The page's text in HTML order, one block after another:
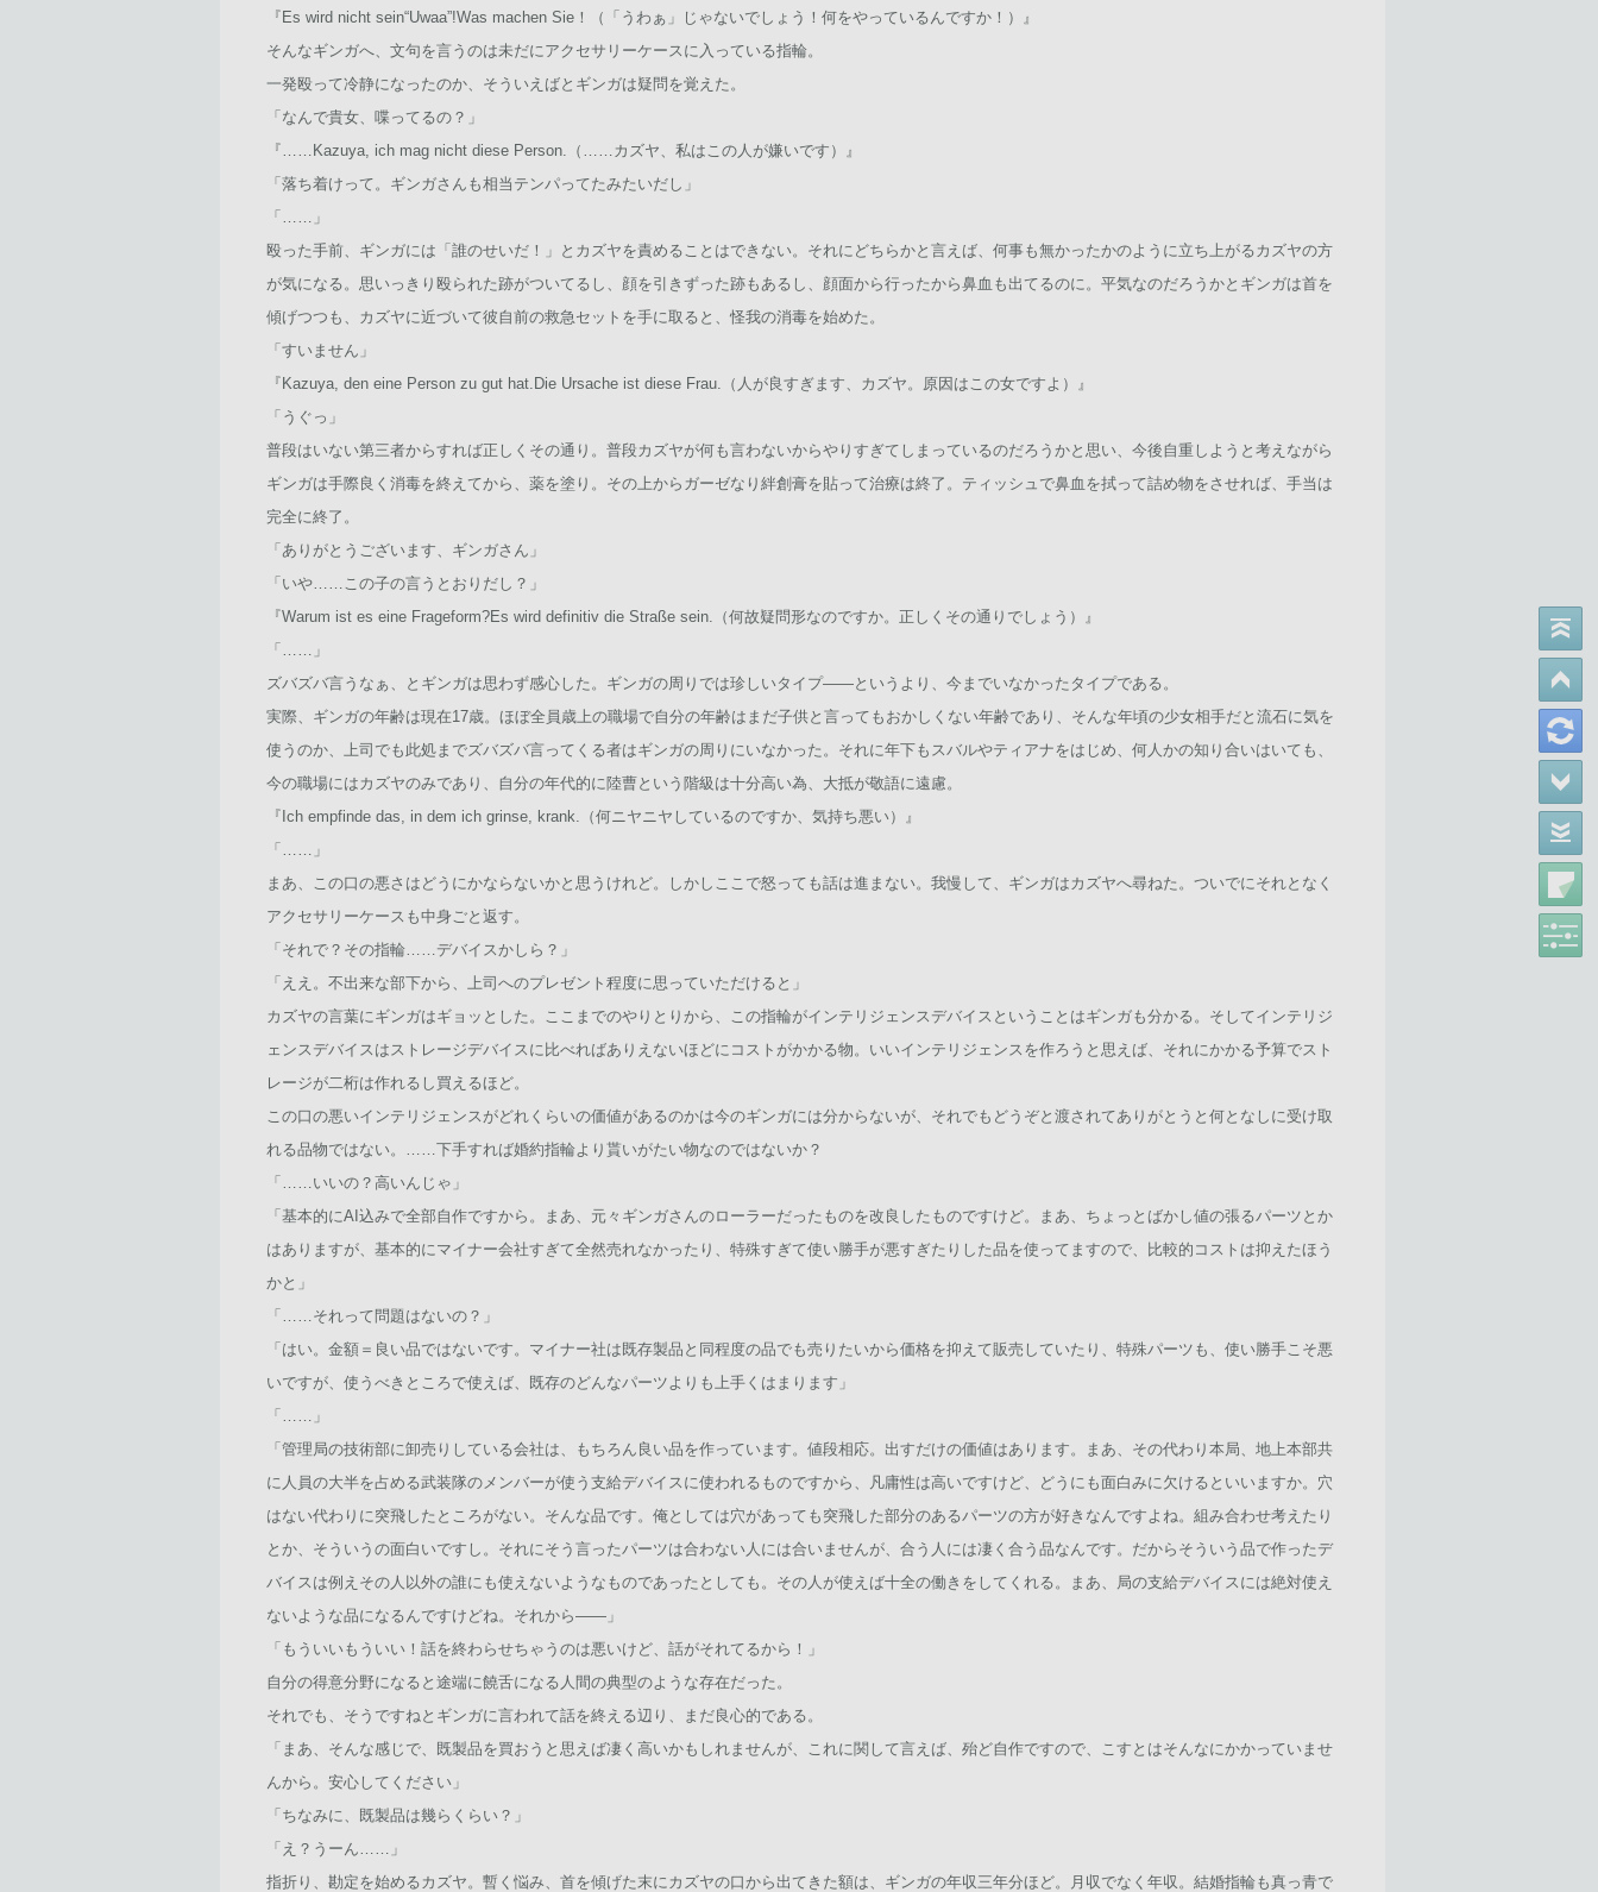
『Es wird nicht sein“Uwaa”!Was machen Sie！（「うわぁ」じゃないでしょう！何をやっているんですか！）』
そんなギンガへ、文句を言うのは未だにアクセサリーケースに入っている指輪。
一発殴って冷静になったのか、そういえばとギンガは疑問を覚えた。
「なんで貴女、喋ってるの？」
『……Kazuya, ich mag nicht diese Person.（……カズヤ、私はこの人が嫌いです）』
「落ち着けって。ギンガさんも相当テンパってたみたいだし」
「……」
殴った手前、ギンガには「誰のせいだ！」とカズヤを責めることはできない。それにどちらかと言えば、何事も無かったかのように立ち上がるカズヤの方
が気になる。思いっきり殴られた跡がついてるし、顔を引きずった跡もあるし、顔面から行ったから鼻血も出てるのに。平気なのだろうかとギンガは首を
傾げつつも、カズヤに近づいて彼自前の救急セットを手に取ると、怪我の消毒を始めた。
「すいません」
『Kazuya, den eine Person zu gut hat.Die Ursache ist diese Frau.（人が良すぎます、カズヤ。原因はこの女ですよ）』
「うぐっ」
普段はいない第三者からすれば正しくその通り。普段カズヤが何も言わないからやりすぎてしまっているのだろうかと思い、今後自重しようと考えながら
ギンガは手際良く消毒を終えてから、薬を塗り。その上からガーゼなり絆創膏を貼って治療は終了。ティッシュで鼻血を拭って詰め物をさせれば、手当は
完全に終了。
「ありがとうございます、ギンガさん」
「いや……この子の言うとおりだし？」
『Warum ist es eine Frageform?Es wird definitiv die Straße sein.（何故疑問形なのですか。正しくその通りでしょう）』
「……」
ズバズバ言うなぁ、とギンガは思わず感心した。ギンガの周りでは珍しいタイプ――というより、今までいなかったタイプである。
実際、ギンガの年齢は現在17歳。ほぼ全員歳上の職場で自分の年齢はまだ子供と言ってもおかしくない年齢であり、そんな年頃の少女相手だと流石に気を
使うのか、上司でも此処までズバズバ言ってくる者はギンガの周りにいなかった。それに年下もスバルやティアナをはじめ、何人かの知り合いはいても、
今の職場にはカズヤのみであり、自分の年代的に陸曹という階級は十分高い為、大抵が敬語に遠慮。
『Ich empfinde das, in dem ich grinse, krank.（何ニヤニヤしているのですか、気持ち悪い）』
「……」
まあ、この口の悪さはどうにかならないかと思うけれど。しかしここで怒っても話は進まない。我慢して、ギンガはカズヤへ尋ねた。ついでにそれとなく
アクセサリーケースも中身ごと返す。
「それで？その指輪……デバイスかしら？」
「ええ。不出来な部下から、上司へのプレゼント程度に思っていただけると」
カズヤの言葉にギンガはギョッとした。ここまでのやりとりから、この指輪がインテリジェンスデバイスということはギンガも分かる。そしてインテリジ
ェンスデバイスはストレージデバイスに比べればありえないほどにコストがかかる物。いいインテリジェンスを作ろうと思えば、それにかかる予算でスト
レージが二桁は作れるし買えるほど。
この口の悪いインテリジェンスがどれくらいの価値があるのかは今のギンガには分からないが、それでもどうぞと渡されてありがとうと何となしに受け取
れる品物ではない。……下手すれば婚約指輪より貰いがたい物なのではないか？
「……いいの？高いんじゃ」
「基本的にAI込みで全部自作ですから。まあ、元々ギンガさんのローラーだったものを改良したものですけど。まあ、ちょっとばかし値の張るパーツとか
はありますが、基本的にマイナー会社すぎて全然売れなかったり、特殊すぎて使い勝手が悪すぎたりした品を使ってますので、比較的コストは抑えたほう
かと」
「……それって問題はないの？」
「はい。金額＝良い品ではないです。マイナー社は既存製品と同程度の品でも売りたいから価格を抑えて販売していたり、特殊パーツも、使い勝手こそ悪
いですが、使うべきところで使えば、既存のどんなパーツよりも上手くはまります」
「……」
「管理局の技術部に卸売りしている会社は、もちろん良い品を作っています。値段相応。出すだけの価値はあります。まあ、その代わり本局、地上本部共
に人員の大半を占める武装隊のメンバーが使う支給デバイスに使われるものですから、凡庸性は高いですけど、どうにも面白みに欠けるといいますか。穴
はない代わりに突飛したところがない。そんな品です。俺としては穴があっても突飛した部分のあるパーツの方が好きなんですよね。組み合わせ考えたり
とか、そういうの面白いですし。それにそう言ったパーツは合わない人には合いませんが、合う人には凄く合う品なんです。だからそういう品で作ったデ
バイスは例えその人以外の誰にも使えないようなものであったとしても。その人が使えば十全の働きをしてくれる。まあ、局の支給デバイスには絶対使え
ないような品になるんですけどね。それから――」
「もういいもういい！話を終わらせちゃうのは悪いけど、話がそれてるから！」
自分の得意分野になると途端に饒舌になる人間の典型のような存在だった。
それでも、そうですねとギンガに言われて話を終える辺り、まだ良心的である。
「まあ、そんな感じで、既製品を買おうと思えば凄く高いかもしれませんが、これに関して言えば、殆ど自作ですので、こすとはそんなにかかっていませ
んから。安心してください」
「ちなみに、既製品は幾らくらい？」
「え？うーん……」
指折り、勘定を始めるカズヤ。暫く悩み、首を傾げた末にカズヤの口から出てきた額は、ギンガの年収三年分ほど。月収でなく年収。結婚指輪も真っ青で